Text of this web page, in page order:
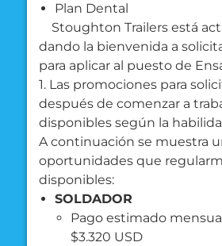
Plan Dental
Stoughton Trailers está
dando la bienvenida a
para aplicar al puesto de
1. Las promociones para
después de comenzar a
disponibles según la
A continuación se muestra
oportunidades que
disponibles:
SOLDADOR
Pago estimado
$3.320 USD